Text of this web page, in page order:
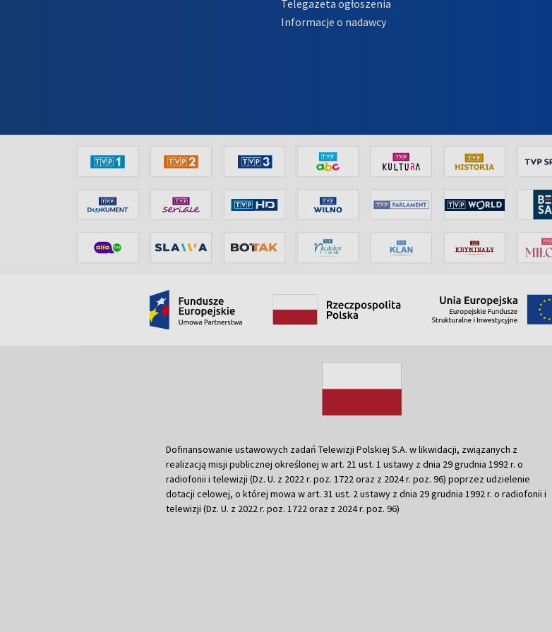
Telegazeta ogłoszenia
Informacje o nadawcy
Dofinansowanie ustawowych zadań Telewizji Polskiej S.A. w likwidacji, związanych z
realizacją misji publicznej określonej w art. 21 ust. 1 ustawy z dnia 29 grudnia 1992 r. o
radiofonii i telewizji (Dz. U. z 2022 r. poz. 1722 oraz z 2024 r. poz. 96) poprzez udzielenie
dotacji celowej, o której mowa w art. 31 ust. 2 ustawy z dnia 29 grudnia 1992 r. o radiofonii i
telewizji (Dz. U. z 2022 r. poz. 1722 oraz z 2024 r. poz. 96)